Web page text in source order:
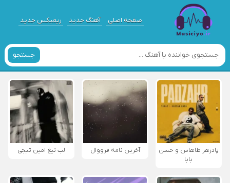
صفحه اصلی آهنگ جدید ریمیکس جدید
جستجو
پادزهر طاهاس و حسن
بابا
آخرین نامه فرووال لب تیغ امین تیجی